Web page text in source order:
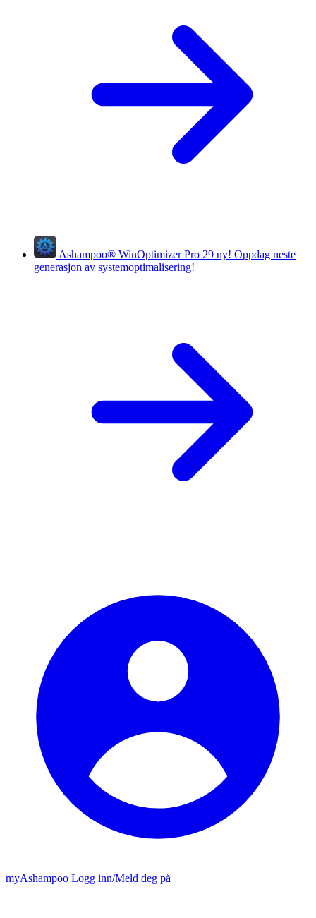
Ashampoo® WinOptimizer Pro 29 ny! Oppdag neste
generasjon av systemoptimalisering!
myAshampoo Logg inn/Meld deg på